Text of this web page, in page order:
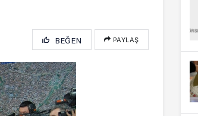
BEĞEN PAYLAŞ